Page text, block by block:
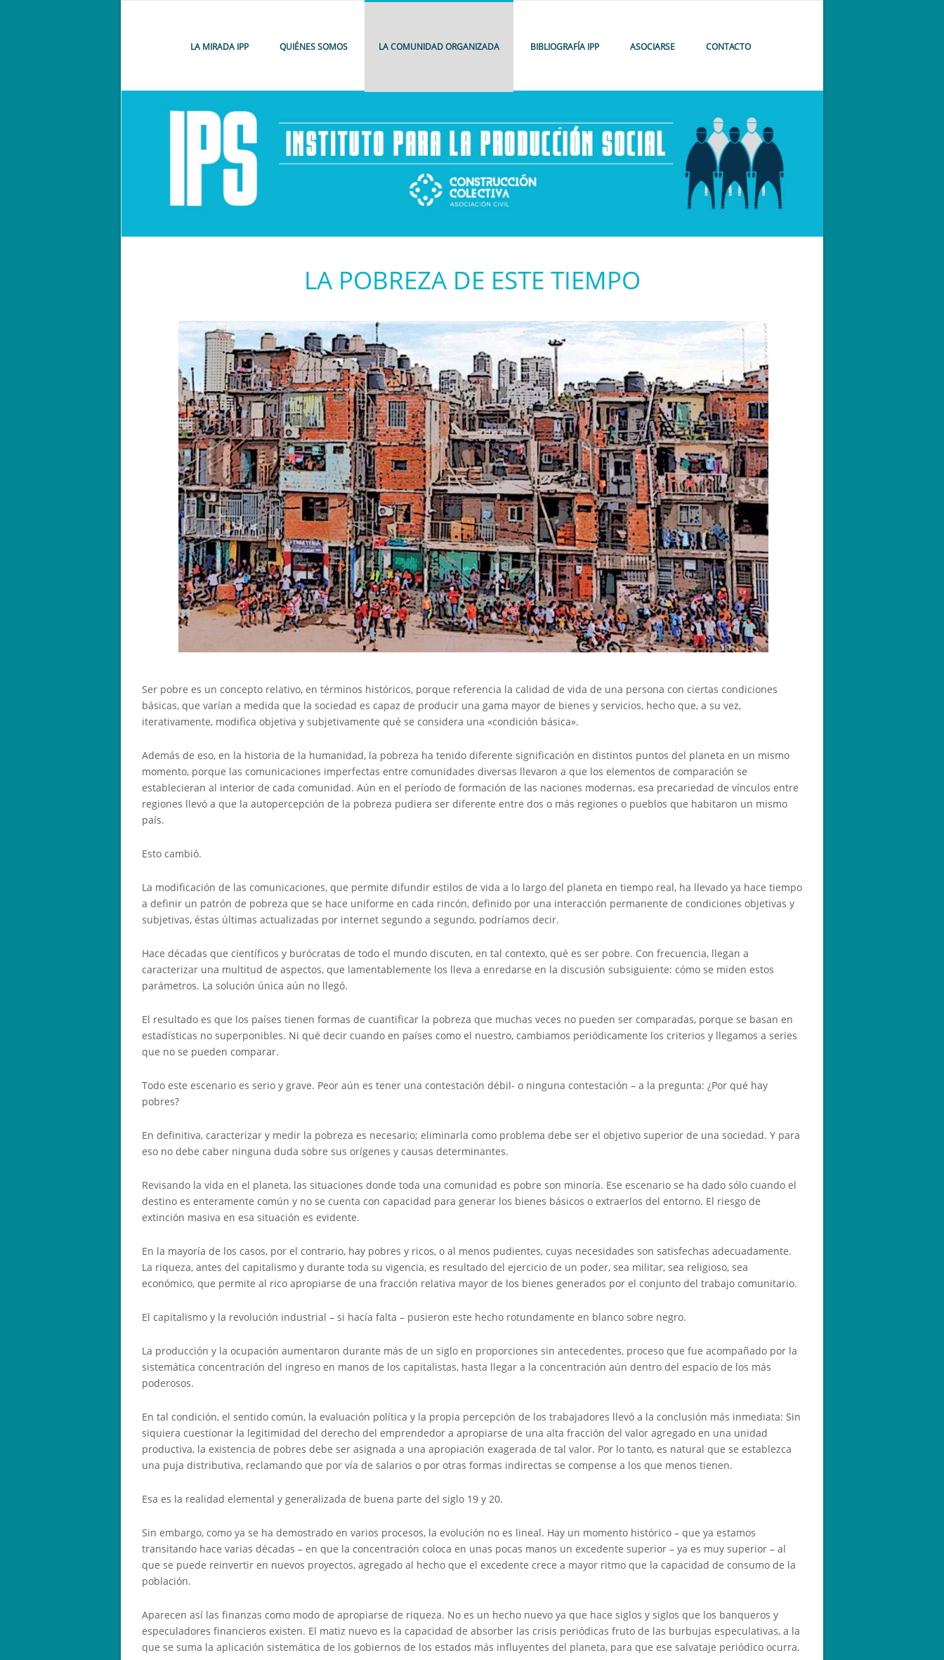
LA MIRADA IPP QUIÉNES SOMOS LA COMUNIDAD ORGANIZADA BIBLIOGRAFÍA IPP ASOCIARSE CONTACTO
LA POBREZA DE ESTE TIEMPO
Ser pobre es un concepto relativo, en términos históricos, porque referencia la calidad de vida de una persona con ciertas condiciones
básicas, que varían a medida que la sociedad es capaz de producir una gama mayor de bienes y servicios, hecho que, a su vez,
iterativamente, modifica objetiva y subjetivamente qué se considera una «condición básica».
Además de eso, en la historia de la humanidad, la pobreza ha tenido diferente significación en distintos puntos del planeta en un mismo
momento, porque las comunicaciones imperfectas entre comunidades diversas llevaron a que los elementos de comparación se
establecieran al interior de cada comunidad. Aún en el período de formación de las naciones modernas, esa precariedad de vínculos entre
regiones llevó a que la autopercepción de la pobreza pudiera ser diferente entre dos o más regiones o pueblos que habitaron un mismo
país.
Esto cambió.
La modificación de las comunicaciones, que permite difundir estilos de vida a lo largo del planeta en tiempo real, ha llevado ya hace tiempo
a definir un patrón de pobreza que se hace uniforme en cada rincón, definido por una interacción permanente de condiciones objetivas y
subjetivas, éstas últimas actualizadas por internet segundo a segundo, podríamos decir.
Hace décadas que científicos y burócratas de todo el mundo discuten, en tal contexto, qué es ser pobre. Con frecuencia, llegan a
caracterizar una multitud de aspectos, que lamentablemente los lleva a enredarse en la discusión subsiguiente: cómo se miden estos
parámetros. La solución única aún no llegó.
El resultado es que los países tienen formas de cuantificar la pobreza que muchas veces no pueden ser comparadas, porque se basan en
estadísticas no superponibles. Ni qué decir cuando en países como el nuestro, cambiamos periódicamente los criterios y llegamos a series
que no se pueden comparar.
Todo este escenario es serio y grave. Peor aún es tener una contestación débil- o ninguna contestación – a la pregunta: ¿Por qué hay
pobres?
En definitiva, caracterizar y medir la pobreza es necesario; eliminarla como problema debe ser el objetivo superior de una sociedad. Y para
eso no debe caber ninguna duda sobre sus orígenes y causas determinantes.
Revisando la vida en el planeta, las situaciones donde toda una comunidad es pobre son minoría. Ese escenario se ha dado sólo cuando el
destino es enteramente común y no se cuenta con capacidad para generar los bienes básicos o extraerlos del entorno. El riesgo de
extinción masiva en esa situación es evidente.
En la mayoría de los casos, por el contrario, hay pobres y ricos, o al menos pudientes, cuyas necesidades son satisfechas adecuadamente.
La riqueza, antes del capitalismo y durante toda su vigencia, es resultado del ejercicio de un poder, sea militar, sea religioso, sea
económico, que permite al rico apropiarse de una fracción relativa mayor de los bienes generados por el conjunto del trabajo comunitario.
El capitalismo y la revolución industrial – si hacía falta – pusieron este hecho rotundamente en blanco sobre negro.
La producción y la ocupación aumentaron durante más de un siglo en proporciones sin antecedentes, proceso que fue acompañado por la
sistemática concentración del ingreso en manos de los capitalistas, hasta llegar a la concentración aún dentro del espacio de los más
poderosos.
En tal condición, el sentido común, la evaluación política y la propia percepción de los trabajadores llevó a la conclusión más inmediata: Sin
siquiera cuestionar la legitimidad del derecho del emprendedor a apropiarse de una alta fracción del valor agregado en una unidad
productiva, la existencia de pobres debe ser asignada a una apropiación exagerada de tal valor. Por lo tanto, es natural que se establezca
una puja distributiva, reclamando que por vía de salarios o por otras formas indirectas se compense a los que menos tienen.
Esa es la realidad elemental y generalizada de buena parte del siglo 19 y 20.
Sin embargo, como ya se ha demostrado en varios procesos, la evolución no es lineal. Hay un momento histórico – que ya estamos
transitando hace varias décadas – en que la concentración coloca en unas pocas manos un excedente superior – ya es muy superior – al
que se puede reinvertir en nuevos proyectos, agregado al hecho que el excedente crece a mayor ritmo que la capacidad de consumo de la
población.
Aparecen así las finanzas como modo de apropiarse de riqueza. No es un hecho nuevo ya que hace siglos y siglos que los banqueros y
especuladores financieros existen. El matiz nuevo es la capacidad de absorber las crisis periódicas fruto de las burbujas especulativas, a la
que se suma la aplicación sistemática de los gobiernos de los estados más influyentes del planeta, para que ese salvataje periódico ocurra.